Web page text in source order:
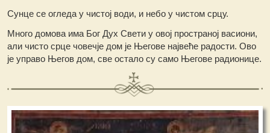
Сунце се огледа у чистој води, и небо у чистом срцу.
Много домова има Бог Дух Свети у овој пространој васиони,
али чисто срце човечје дом је Његове највеће радости. Ово
је управо Његов дом, све остало су само Његове радионице.